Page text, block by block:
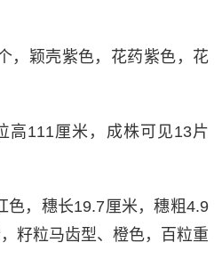
，颖壳紫色，花药紫色，花
高111厘米，成株可见13片
色，穗长19.7厘米，穗粗4.9
籽粒马齿型、橙色，百粒重